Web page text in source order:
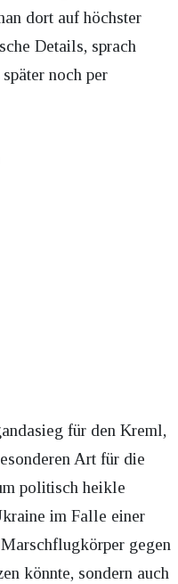
dort auf höchster
Details, sprach
noch per
für den Kreml,
Art für die
politisch heikle
im Falle einer
gegen
könnte, sondern auch